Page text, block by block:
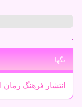
تگها
انتشار فرهنگ رمان